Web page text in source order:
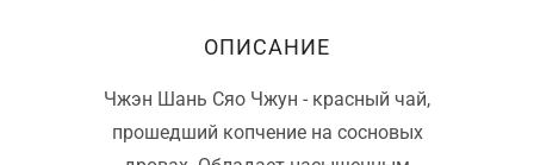
ОПИСАНИЕ
Чжэн Шань Сяо Чжун - красный чай,
прошедший копчение на сосновых